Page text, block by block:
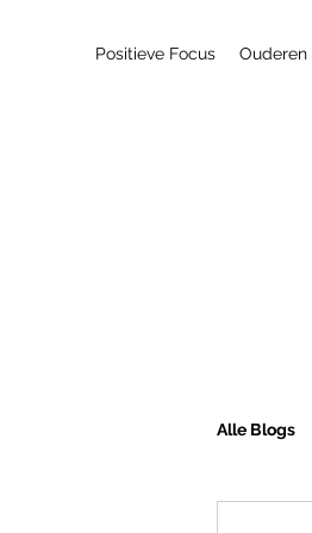
Positieve Focus Ouderen
Alle Blogs